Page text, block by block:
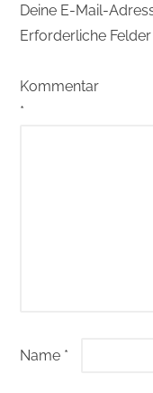
Deine E-Mail-
Erforderliche
Kommentar
*
Name *